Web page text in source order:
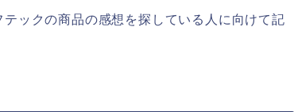
ックの商品の感想を探している人に向けて記